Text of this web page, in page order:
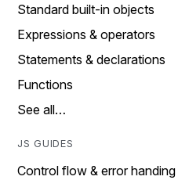
Standard built-in objects
Expressions & operators
Statements & declarations
Functions
See all…
JS GUIDES
Control flow & error handing